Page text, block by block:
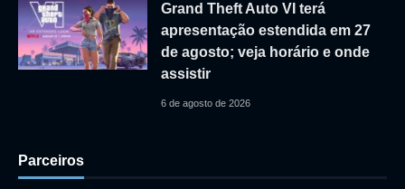
Grand Theft Auto VI terá
apresentação estendida em 27
de agosto; veja horário e onde
assistir
6 de agosto de 2026
Parceiros